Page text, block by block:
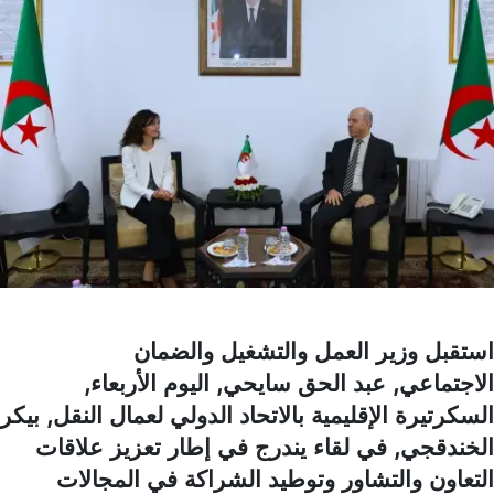
استقبل وزير العمل والتشغيل والضمان
الاجتماعي, عبد الحق سايحي, اليوم الأربعاء,
السكرتيرة الإقليمية بالاتحاد الدولي لعمال النقل, بيكر
الخندقجي, في لقاء يندرج في إطار تعزيز علاقات
التعاون والتشاور وتوطيد الشراكة في المجالات